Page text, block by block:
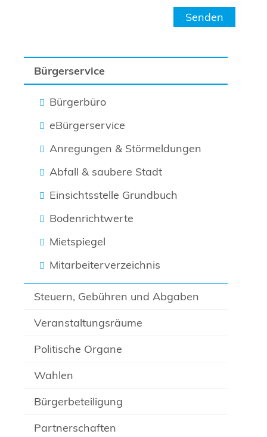
Bürgerservice
Bürgerbüro
eBürgerservice
Anregungen & Störmeldungen
Abfall & saubere Stadt
Einsichtsstelle Grundbuch
Bodenrichtwerte
Mietspiegel
Mitarbeiterverzeichnis
Steuern, Gebühren und Abgaben
Veranstaltungsräume
Politische Organe
Wahlen
Bürgerbeteiligung
Partnerschaften